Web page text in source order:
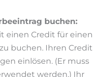
buchen:
einen Credit für einen
buchen. Ihren Credit
einlösen. (Er muss
werden.) Ihr